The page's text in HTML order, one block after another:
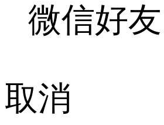
微信好友
取消